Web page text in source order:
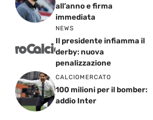
all’anno e firma
immediata
NEWS
Il presidente infiamma il
derby: nuova
penalizzazione
CALCIOMERCATO
100 milioni per il bomber:
addio Inter